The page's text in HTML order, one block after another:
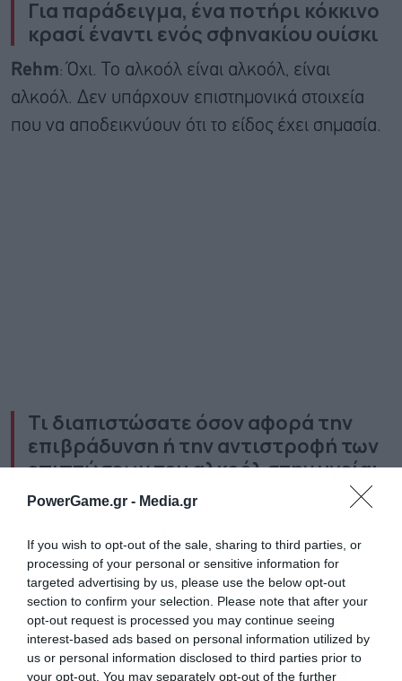
PowerGame.gr - Media.gr
If you wish to opt-out of the sale, sharing to third parties, or
processing of your personal or sensitive information for
targeted advertising by us, please use the below opt-out
section to confirm your selection. Please note that after your
opt-out request is processed you may continue seeing
interest-based ads based on personal information utilized by
us or personal information disclosed to third parties prior to
your opt-out. You may separately opt-out of the further
Για παράδειγμα, ένα ποτήρι κόκκινο
κρασί έναντι ενός σφηνακίου ουίσκι
Rehm: Όχι. Το αλκοόλ είναι αλκοόλ, είναι
αλκοόλ. Δεν υπάρχουν επιστημονικά στοιχεία
που να αποδεικνύουν ότι το είδος έχει σημασία.
Τι διαπιστώσατε όσον αφορά την
επιβράδυνση ή την αντιστροφή των
επιπτώσεων του αλκοόλ στην υγεία;
Carr: Μπορείτε να επιβραδύνετε ή να
ασθένειας ή του τραυματισμού, αν και τα
περισσότερα από τα στοιχεία που έχουμε
προέρχονται από άτομα που έπιναν πολύ. Τα πιο
προφανή παραδείγματα είναι μερικοί από τους
οξείς κινδύνους της κατανάλωσης αλκοόλ, όπως